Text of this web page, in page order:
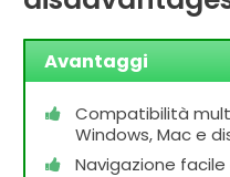
Avantaggi
Compatibilità
Windows, Mac e
Navigazione